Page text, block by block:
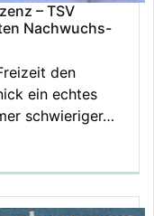
– TSV
Nachwuchs-
den
ein echtes
schwieriger…